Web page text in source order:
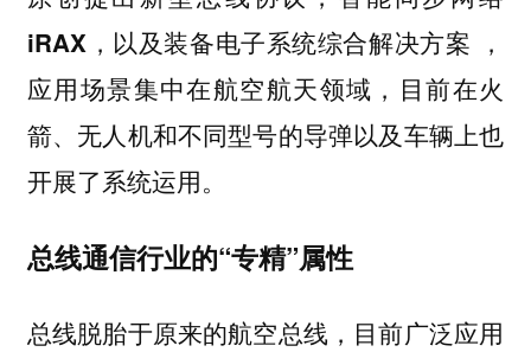
iRAX，以及装备电子系统综合解决方案 ，
应用场景集中在航空航天领域，目前在火
箭、无人机和不同型号的导弹以及车辆上也
开展了系统运用。
总线通信行业的“专精”属性
总线脱胎于原来的航空总线，目前广泛应用